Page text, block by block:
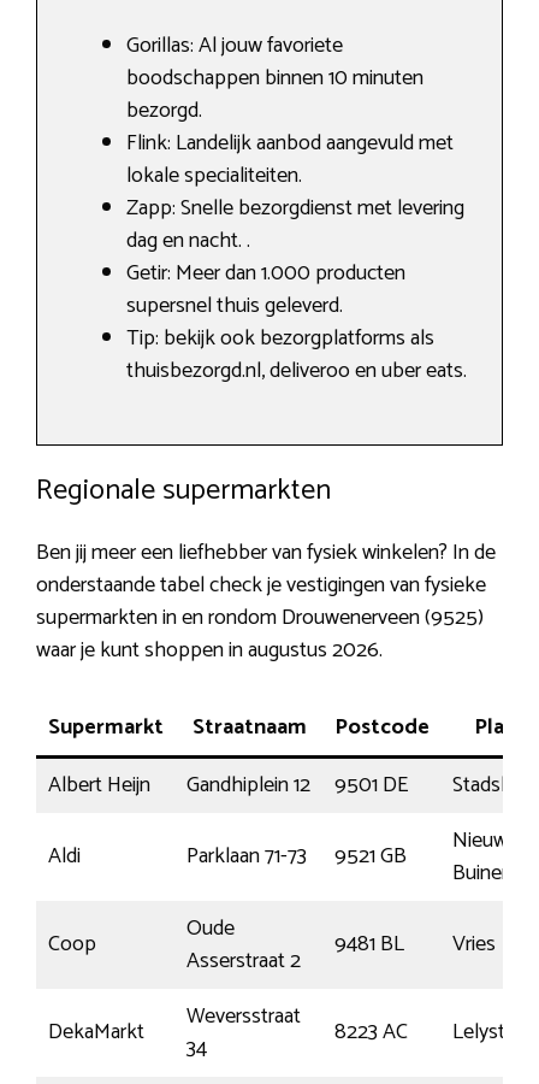
Gorillas: Al jouw favoriete
boodschappen binnen 10 minuten
bezorgd.
Flink: Landelijk aanbod aangevuld met
lokale specialiteiten.
Zapp: Snelle bezorgdienst met levering
dag en nacht. .
Getir: Meer dan 1.000 producten
supersnel thuis geleverd.
Tip: bekijk ook bezorgplatforms als
thuisbezorgd.nl, deliveroo en uber eats.
Regionale supermarkten
Ben jij meer een liefhebber van fysiek winkelen? In de
onderstaande tabel check je vestigingen van fysieke
supermarkten in en rondom Drouwenerveen (9525)
waar je kunt shoppen in augustus 2026.
Supermarkt Straatnaam Postcode
Plaats
Albert Heijn
Gandhiplein 12 9501 DE
Aldi
Parklaan 71-73 9521 GB
Nieuw-
Buinen
Coop
Oude
Asserstraat 2
9481 BL Vries
DekaMarkt
Weversstraat
34
8223 AC
Lelystad